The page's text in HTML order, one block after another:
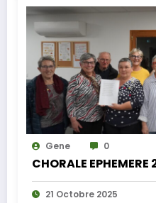
Gene 0
CHORALE EPHEMERE
21 Octobre 2025